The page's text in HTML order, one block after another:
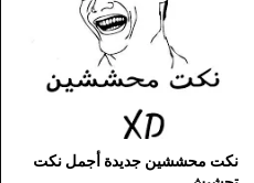
نكت محششين جديدة أجمل نكت